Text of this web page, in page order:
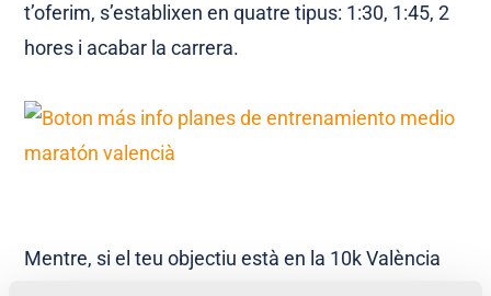
t’oferim, s’establixen en quatre tipus: 1:30, 1:45, 2
hores i acabar la carrera.
Mentre, si el teu objectiu està en la 10k València